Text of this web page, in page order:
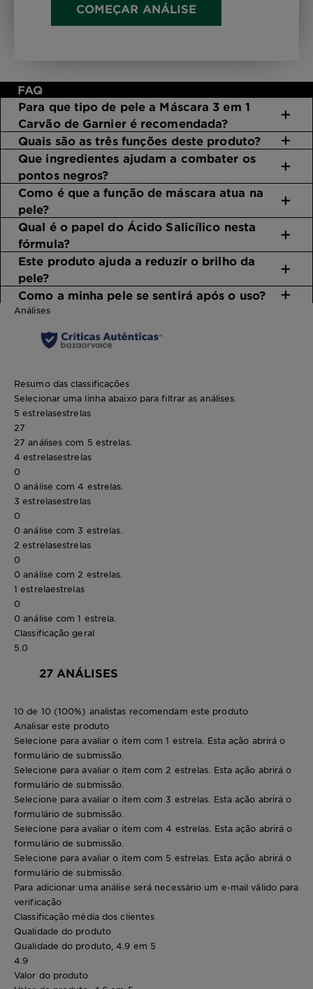
COMEÇAR ANÁLISE
FAQ
Para que tipo de pele a Máscara 3 em 1
Carvão de Garnier é recomendada?
Quais são as três funções deste produto?
Que ingredientes ajudam a combater os
pontos negros?
Como é que a função de máscara atua na
pele?
Qual é o papel do Ácido Salicílico nesta
fórmula?
Este produto ajuda a reduzir o brilho da
pele?
Como a minha pele se sentirá após o uso?
Análises
Resumo das classificações
Selecionar uma linha abaixo para filtrar as análises.
5 estrelasestrelas
27
27 análises com 5 estrelas.
4 estrelasestrelas
0
0 análise com 4 estrelas.
3 estrelasestrelas
0
0 análise com 3 estrelas.
2 estrelasestrelas
0
0 análise com 2 estrelas.
1 estrelaestrelas
0
0 análise com 1 estrela.
Classificação geral
5.0
27 ANÁLISES
10 de 10 (100%) analistas recomendam este produto
Analisar este produto
Selecione para avaliar o item com 1 estrela. Esta ação abrirá o
formulário de submissão.
Selecione para avaliar o item com 2 estrelas. Esta ação abrirá o
formulário de submissão.
Selecione para avaliar o item com 3 estrelas. Esta ação abrirá o
formulário de submissão.
Selecione para avaliar o item com 4 estrelas. Esta ação abrirá o
formulário de submissão.
Selecione para avaliar o item com 5 estrelas. Esta ação abrirá o
formulário de submissão.
Para adicionar uma análise será necessário um e-mail válido para
verificação
Classificação média dos clientes
Qualidade do produto
Qualidade do produto, 4.9 em 5
4.9
Valor do produto